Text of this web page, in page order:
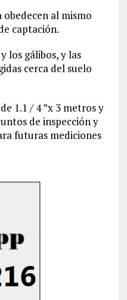
al mismo
captación.
los gálibos, y las
cerca del suelo
1.1 / 4 ”x 3 metros y
de inspección y
futuras mediciones